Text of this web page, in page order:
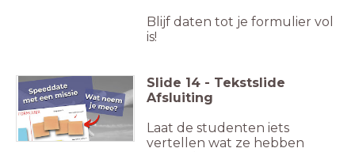
Blijf daten tot je formulier vol
is!
Slide 14 - Tekstslide
Afsluiting
Laat de studenten iets
vertellen wat ze hebben